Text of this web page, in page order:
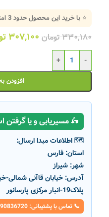
⭐ با خرید این محصول حدود3
۳۳۰,۱۸۰تومان ۳۰۷,۱۰۰
-
+
افزودن
🛵 مسیریابی و یا گرفتن
🗺️ اطلاعات مبدا ارسال:
استان: فارس
شهر: شیراز
آدرس:
پلاک19-انبار مرکزی پارسانور
📞 تماس با پشتیبانی: 09190836720